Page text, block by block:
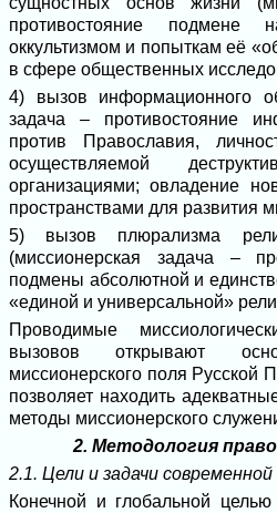
противостояние подмене
оккультизмом и попыткам её
в сфере общественных
4) вызов информационного
задача – противостояние
против Православия,
осуществляемой
организациями; овладение
пространствами для развития
5) вызов плюрализма
(миссионерская задача –
подмены абсолютной и
«единой и универсальной»
Проводимые
вызовов открывают
миссионерского поля Русской
позволяет находить
методы миссионерского
2. Методология
2.1. Цели и задачи
Конечной и глобальной